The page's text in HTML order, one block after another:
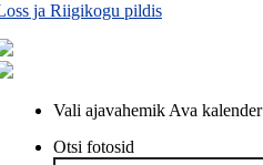
ja Riigikogu pildis
Vali ajavahemik Ava kalender
Otsi fotosid